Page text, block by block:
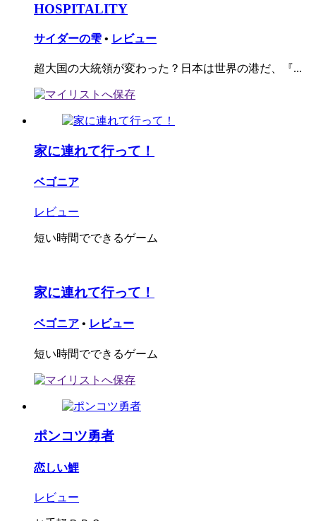
HOSPITALITY
サイダーの雫 • レビュー
超大国の大統領が変わった？日本は世界の港だ、『...
家に連れて行って！
ベゴニア
レビュー
短い時間でできるゲーム
家に連れて行って！
ベゴニア • レビュー
短い時間でできるゲーム
ポンコツ勇者
恋しい鯉
レビュー